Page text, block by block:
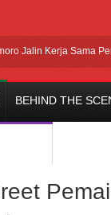
Kerja Sama
BEHIND THE